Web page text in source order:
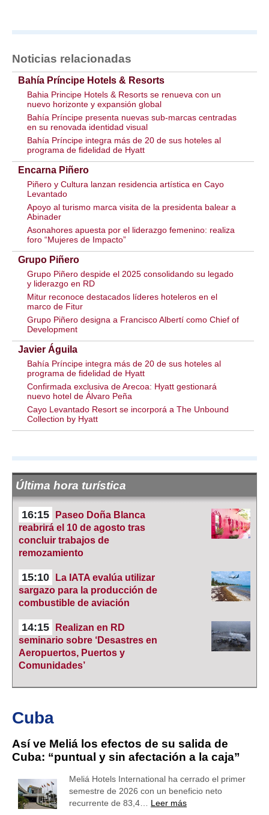
Noticias relacionadas
Bahía Príncipe Hotels & Resorts
Bahia Principe Hotels & Resorts se renueva con un
nuevo horizonte y expansión global
Bahía Príncipe presenta nuevas sub-marcas centradas
en su renovada identidad visual
Bahía Príncipe integra más de 20 de sus hoteles al
programa de fidelidad de Hyatt
Encarna Piñero
Piñero y Cultura lanzan residencia artística en Cayo
Levantado
Apoyo al turismo marca visita de la presidenta balear a
Abinader
Asonahores apuesta por el liderazgo femenino: realiza
foro “Mujeres de Impacto”
Grupo Piñero
Grupo Piñero despide el 2025 consolidando su legado
y liderazgo en RD
Mitur reconoce destacados líderes hoteleros en el
marco de Fitur
Grupo Piñero designa a Francisco Albertí como Chief of
Development
Javier Águila
Bahía Príncipe integra más de 20 de sus hoteles al
programa de fidelidad de Hyatt
Confirmada exclusiva de Arecoa: Hyatt gestionará
nuevo hotel de Álvaro Peña
Cayo Levantado Resort se incorporá a The Unbound
Collection by Hyatt
Última hora turística
16:15
Paseo Doña Blanca
reabrirá el 10 de agosto tras
concluir trabajos de
remozamiento
15:10
La IATA evalúa utilizar
sargazo para la producción de
combustible de aviación
14:15
Realizan en RD
seminario sobre ‘Desastres en
Aeropuertos, Puertos y
Comunidades’
Cuba
Así ve Meliá los efectos de su salida de
Cuba: “puntual y sin afectación a la caja”
Meliá Hotels International ha cerrado el primer
semestre de 2026 con un beneficio neto
recurrente de 83,4… Leer más